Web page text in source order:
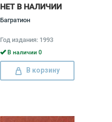
НЕТ В НАЛИЧИИ
Багратион
Год издания: 1993
В наличии 0
В корзину